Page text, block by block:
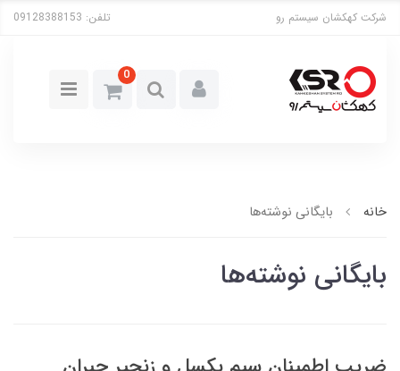
شرکت کهکشان سیستم رو تلفن: 09128388153
0
خانه بایگانی نوشته‌ها
بایگانی نوشته‌ها